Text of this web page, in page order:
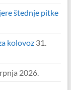
štednje pitke
kolovoz 31.
2026.